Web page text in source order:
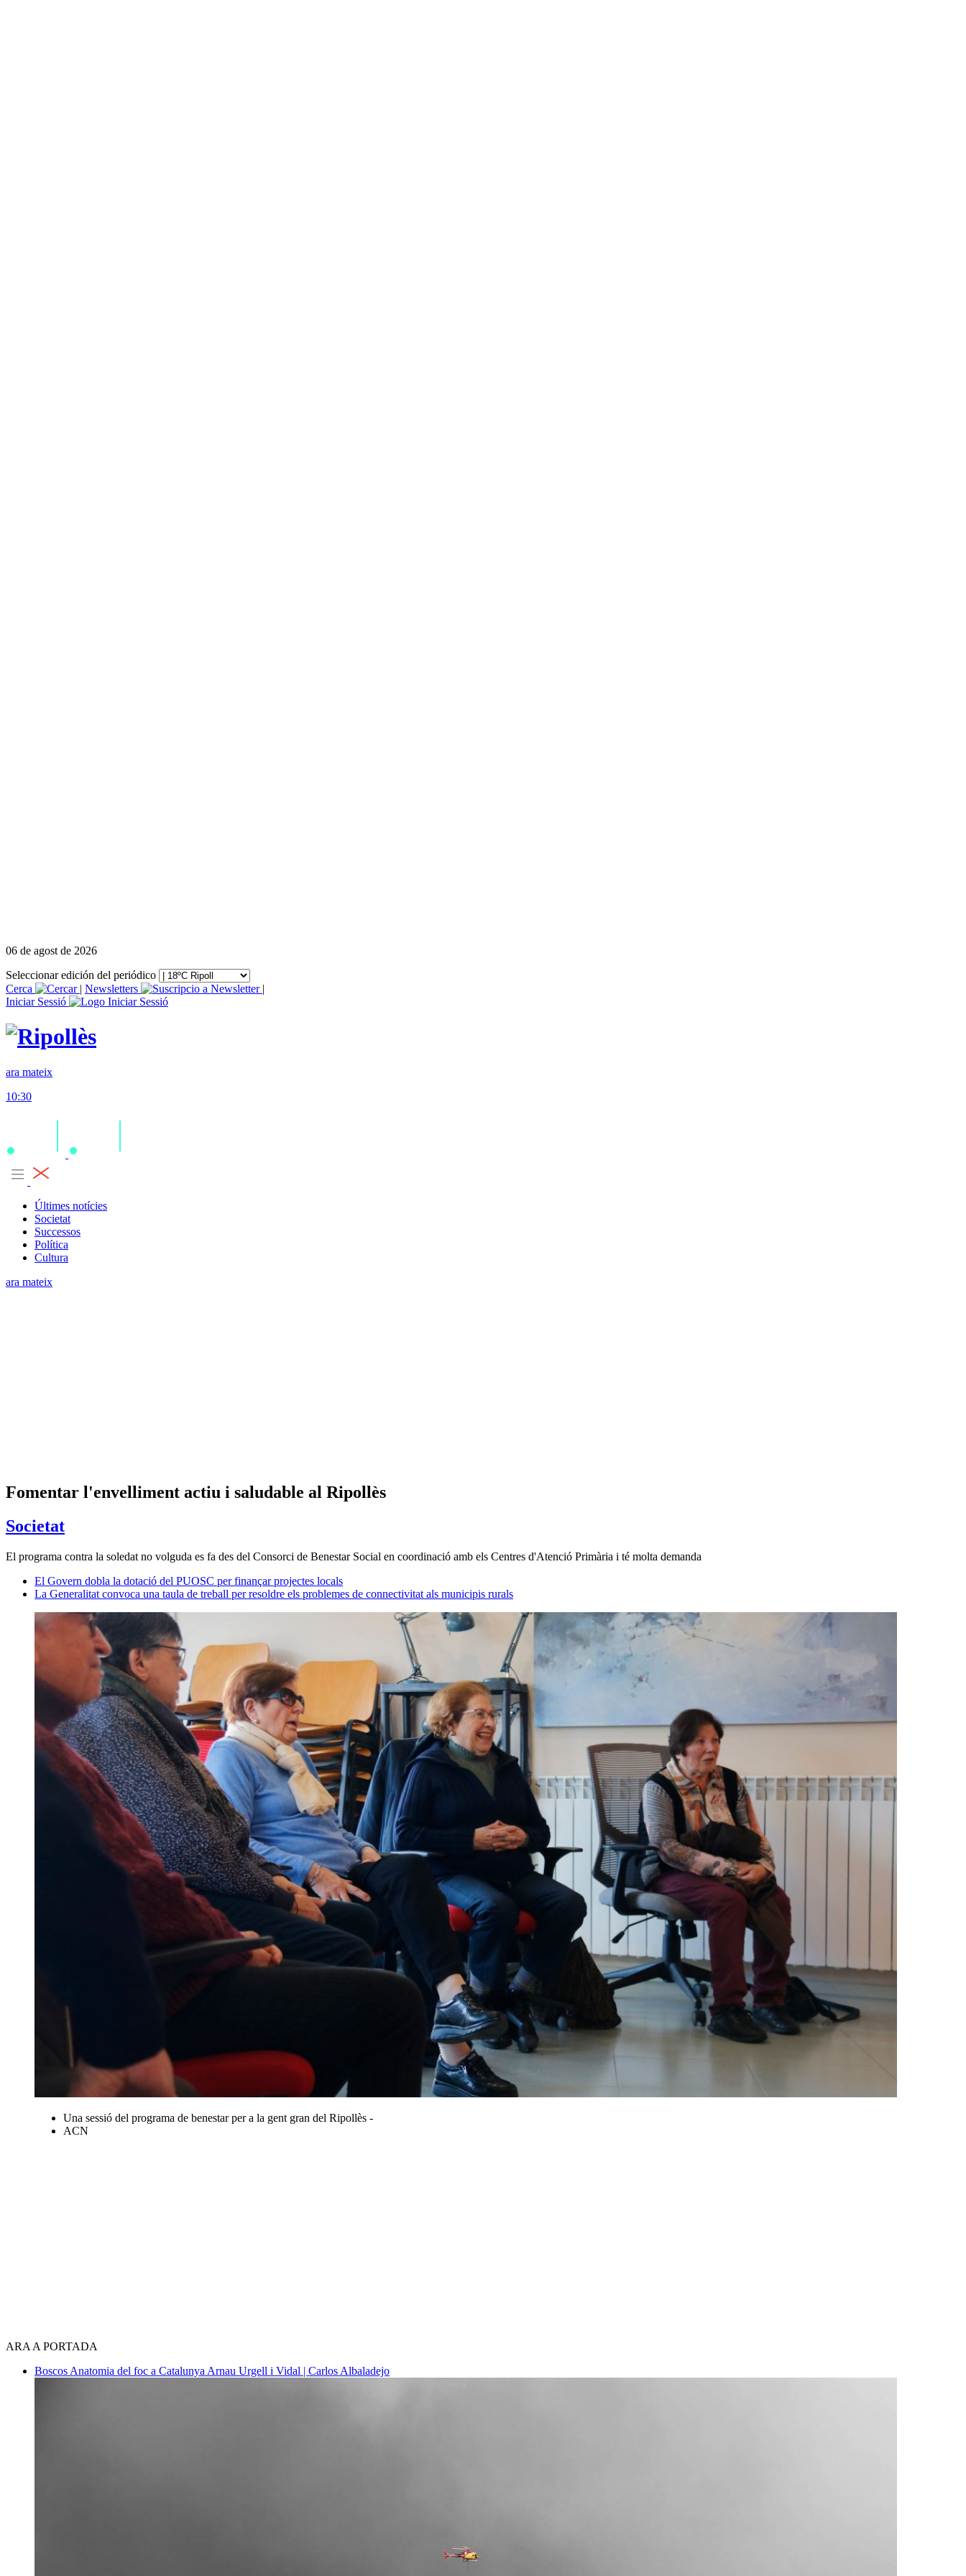
06 de agost de 2026
Seleccionar edición del periódico
Cerca
| Newsletters
|
Iniciar Sessió
ara mateix
10:30
Últimes notícies
Societat
Successos
Política
Cultura
ara mateix
Fomentar l'envelliment actiu i saludable al Ripollès
Societat
El programa contra la soledat no volguda es fa des del Consorci de Benestar Social en coordinació amb els Centres d'Atenció Primària i té molta demanda
El Govern dobla la dotació del PUOSC per finançar projectes locals
La Generalitat convoca una taula de treball per resoldre els problemes de connectivitat als municipis rurals
Una sessió del programa de benestar per a la gent gran del Ripollès -
ACN
ARA A PORTADA
Boscos Anatomia del foc a Catalunya Arnau Urgell i Vidal | Carlos Albaladejo